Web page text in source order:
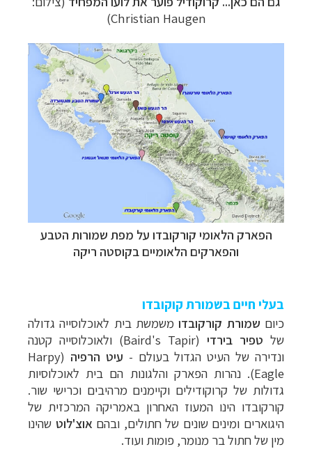
Christian Haugen)
הפארק הלאומי קורקובדו על מפת שמורות הטבע
והפארקים הלאומיים בקוסטה ריקה
בעלי חיים בשמורת קוקובדו
כיום שמורת קורקובדומשמשת בית לאוכלוסייה גדולה
של טפיר בירדי (
Baird's Tapir) ולאוכלוסייה קטנה
ונדירה של העיט הגדול בעולם - עיט הרפיה
(Harpy
Eagle).
נהרות הפארק והלגונות הם בית לאוכלוסיות
גדולות של קרוקודילים וקיימנים מרהיבים וכרישי שור.
קורקובדו הינו המעוז האחרון באמריקה המרכזית של
היגוארים ומינים שונים של חתולים, ובהם אוצ'לוט שהינו
מין של חתול בר מנומר, פומות ועוד.